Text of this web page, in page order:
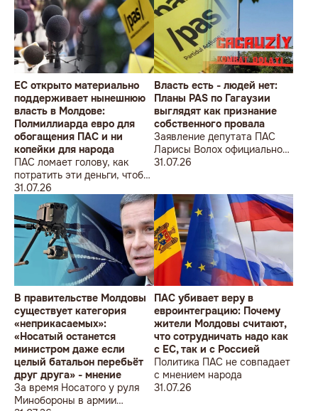
ÎMPOTRIVA MOLDOVEI!
Lecțiile istoriei și provocările
prezentului (la împlinirea a
550 de ani de la bătălia de la
Războieni)
ЕС открыто материально
поддерживает нынешнюю
власть в Молдове:
Полмиллиарда евро для
обогащения ПАС и ни
копейки для народа
ПАС ломает голову, как
потратить эти деньги, чтобы
оппозиция меньше ворчала,
ведь полмиллиарда
незаметно в карман не
положишь
31.07.26
Власть есть - людей нет:
Планы PAS по Гагаузии
выглядят как признание
собственного провала
Заявление депутата ПАС
Ларисы Волох официально
подтвердило провал
Молдовы
31.07.26
В правительстве Молдовы
существует категория
«неприкасаемых»:
«Носатый останется
министром даже если
целый батальон перебьёт
друг друга» - мнение
За время Носатого у руля
Минобороны в армии
ПАС убивает веру в
евроинтеграцию: Почему
жители Молдовы считают,
что сотрудничать надо как
с ЕС, так и с Россией
Политика ПАС не совпадает
с мнением народа
31.07.26